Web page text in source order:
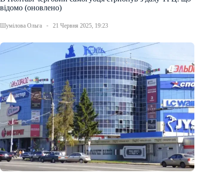
відомо (оновлено)
Шумілова Ольга 21 Червня 2025, 19:23